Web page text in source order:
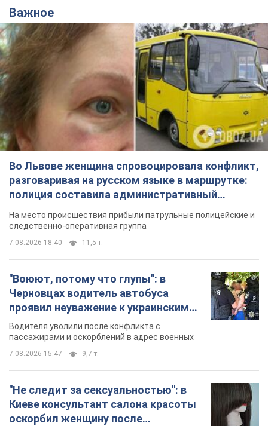
Важное
Во Львове женщина спровоцировала конфликт,
разговаривая на русском языке в маршрутке:
полиция составила административный
протокол. Видео
На место происшествия прибыли патрульные полицейские и
следственно-оперативная группа
7.08.2026 18:40 11,5 т.
"Воюют, потому что глупы": в
Черновцах водитель автобуса
проявил неуважение к украинским
военным и поплатился за это.
Видео
Водителя уволили после конфликта с
пассажирами и оскорблений в адрес военных
7.08.2026 15:47 9,7 т.
"Не следит за сексуальностью": в
Киеве консультант салона красоты
оскорбил женщину после